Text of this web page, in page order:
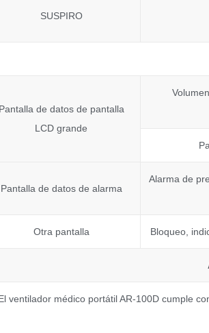
SUSPIRO
Pantalla de datos de pantalla
LCD grande
Pantalla de datos de alarma
Alarma de
Otra pantalla Bloqueo,
ventilador médico portátil AR-100D cumple